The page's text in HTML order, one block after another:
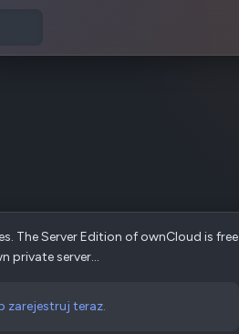
The Server Edition of ownCloud is free
private server...
zarejestruj teraz.